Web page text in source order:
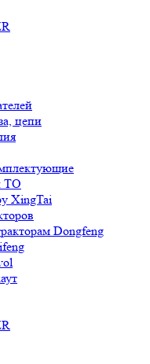
цепи
ТО
XingTai
Dongfeng